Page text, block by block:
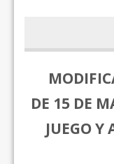
DE 15 DE
JUEGO Y